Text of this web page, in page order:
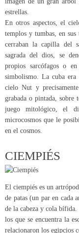
estrellas.
En otros aspectos, el
templos y tumbas, en
cerraban la capilla del
sagrada del dios, se
propios sarcófagos o
simbolismo. La cuba
cielo Nut y
grabada o pintada,
juego mitológico, el
microcosmos que le
en el cosmos.
CIEMPIÉS
El ciempiés es un
de patas (un par en cada
de la cabeza y cola bífida.
los que se encuentra la
relacionaron los egipcios